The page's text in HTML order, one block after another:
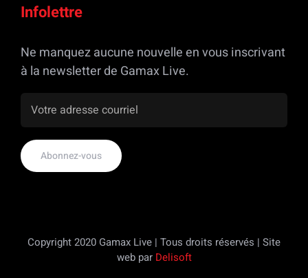
Infolettre
Ne manquez aucune nouvelle en vous inscrivant
à la newsletter de Gamax Live.
Copyright 2020 Gamax Live | Tous droits réservés | Site
web par Delisoft